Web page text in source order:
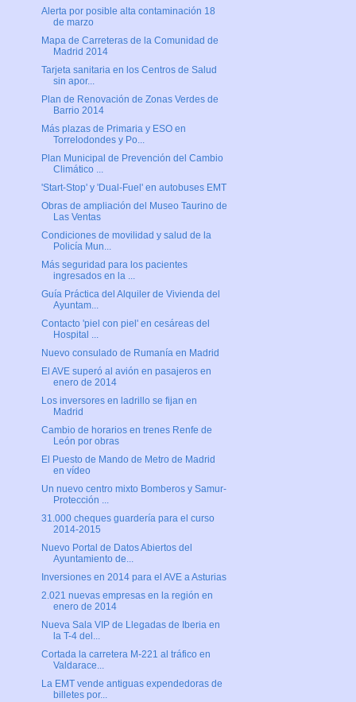
Alerta por posible alta contaminación 18
de marzo
Mapa de Carreteras de la Comunidad de
Madrid 2014
Tarjeta sanitaria en los Centros de Salud
sin apor...
Plan de Renovación de Zonas Verdes de
Barrio 2014
Más plazas de Primaria y ESO en
Torrelodondes y Po...
Plan Municipal de Prevención del Cambio
Climático ...
'Start-Stop' y 'Dual-Fuel' en autobuses EMT
Obras de ampliación del Museo Taurino de
Las Ventas
Condiciones de movilidad y salud de la
Policía Mun...
Más seguridad para los pacientes
ingresados en la ...
Guía Práctica del Alquiler de Vivienda del
Ayuntam...
Contacto 'piel con piel' en cesáreas del
Hospital ...
Nuevo consulado de Rumanía en Madrid
El AVE superó al avión en pasajeros en
enero de 2014
Los inversores en ladrillo se fijan en
Madrid
Cambio de horarios en trenes Renfe de
León por obras
El Puesto de Mando de Metro de Madrid
en vídeo
Un nuevo centro mixto Bomberos y Samur-
Protección ...
31.000 cheques guardería para el curso
2014-2015
Nuevo Portal de Datos Abiertos del
Ayuntamiento de...
Inversiones en 2014 para el AVE a Asturias
2.021 nuevas empresas en la región en
enero de 2014
Nueva Sala VIP de Llegadas de Iberia en
la T-4 del...
Cortada la carretera M-221 al tráfico en
Valdarace...
La EMT vende antiguas expendedoras de
billetes por...